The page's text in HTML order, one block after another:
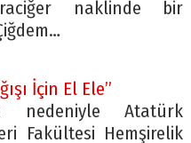
naklinde bir
İçin El Ele”
nedeniyle Atatürk
Fakültesi Hemşirelik